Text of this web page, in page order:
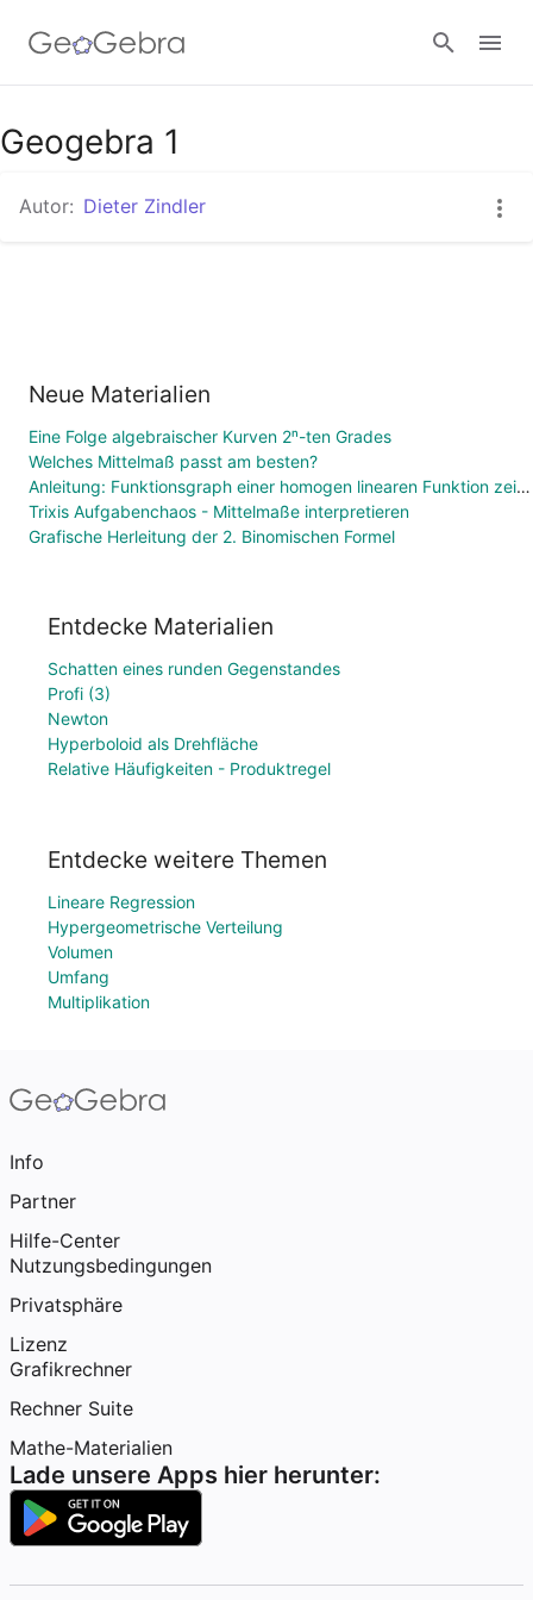
Geogebra 1
Autor: Dieter Zindler
Neue Materialien
Eine Folge algebraischer Kurven 2ⁿ-ten Grades
Welches Mittelmaß passt am besten?
Anleitung: Funktionsgraph einer homogen linearen Funktion zeichnen
Trixis Aufgabenchaos - Mittelmaße interpretieren
Grafische Herleitung der 2. Binomischen Formel
Entdecke Materialien
Schatten eines runden Gegenstandes
Profi (3)
Newton
Hyperboloid als Drehfläche
Relative Häufigkeiten - Produktregel
Entdecke weitere Themen
Lineare Regression
Hypergeometrische Verteilung
Volumen
Umfang
Multiplikation
Info
Partner
Hilfe-Center
Nutzungsbedingungen
Privatsphäre
Lizenz
Grafikrechner
Rechner Suite
Mathe-Materialien
Lade unsere Apps hier herunter: